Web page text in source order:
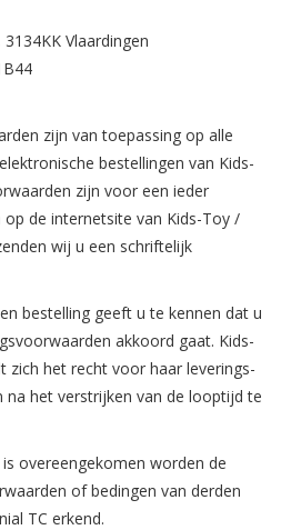
Vlaardingen
zijn van toepassing op alle
bestellingen van Kids-
zijn voor een ieder
de internetsite van Kids-Toy /
wij u een schriftelijk
bestelling geeft u te kennen dat u
akkoord gaat. Kids-
zich het recht voor haar leverings-
het verstrijken van de looptijd te
overeengekomen worden de
of bedingen van derden
TC erkend.